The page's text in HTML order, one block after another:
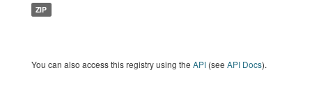
ZIP
You can also access this registry using the API (see API Docs).